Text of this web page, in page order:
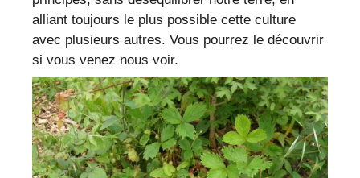
alliant toujours le plus possible cette culture
avec plusieurs autres. Vous pourrez le découvrir
si vous venez nous voir.